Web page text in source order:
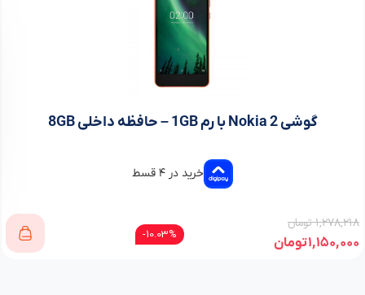
گوشی Nokia 2 با رم 1GB – حافظه داخلی 8GB
خرید در ۴ قسط
۱,۲۷۸,۲۱۸تومان
۱,۱۵۰,۰۰۰تومان 10.03%-